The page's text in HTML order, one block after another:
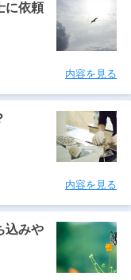
に依頼
内容を見る
内容を見る
込みや